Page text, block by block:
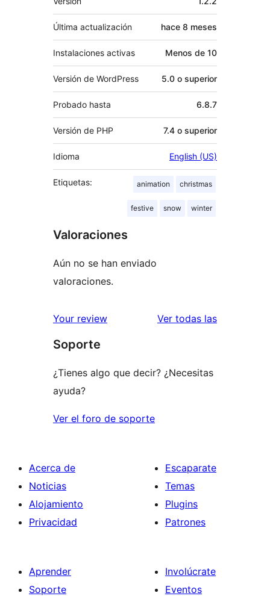
Última actualización hace 8 meses
Instalaciones activas Menos de 10
Versión de WordPress 5.0 o superior
Probado hasta 6.8.7
Versión de PHP 7.4 o superior
Idioma English (US)
Etiquetas: animation christmas
festive snow winter
Valoraciones
Aún no se han enviado
valoraciones.
Your review Ver todas las
Soporte
¿Tienes algo que decir? ¿Necesitas
ayuda?
Ver el foro de soporte
Acerca de
Noticias
Alojamiento
Privacidad
Escaparate
Temas
Plugins
Patrones
Aprender
Soporte
Involúcrate
Eventos